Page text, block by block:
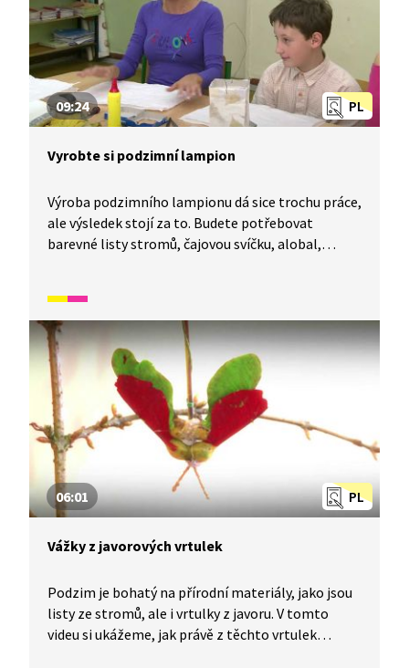
PL
09:24
Vyrobte si podzimní lampion
Výroba podzimního lampionu dá sice trochu práce,
ale výsledek stojí za to. Budete potřebovat
barevné listy stromů, čajovou svíčku, alobal,
a sešívačku. Každý lampion je originál a záleží jen
na vás, jak bude vypadat.
PL
06:01
Vážky z javorových vrtulek
Podzim je bohatý na přírodní materiály, jako jsou
listy ze stromů, ale i vrtulky z javoru. V tomto
videu si ukážeme, jak právě z těchto vrtulek